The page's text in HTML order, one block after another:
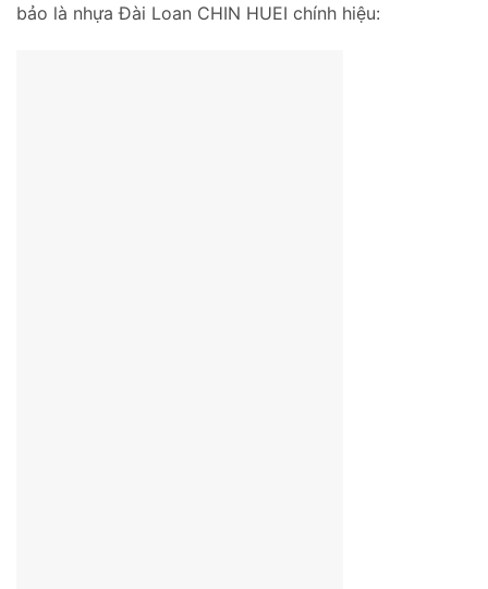
bảo là nhựa Đài Loan CHIN HUEI chính hiệu: